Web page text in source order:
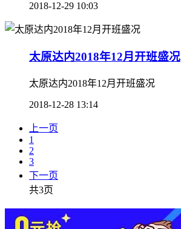
2018-12-29 10:03
太原达内2018年12月开班盛况
太原达内2018年12月开班盛况
2018-12-28 13:14
上一页
1
2
3
下一页
共3页